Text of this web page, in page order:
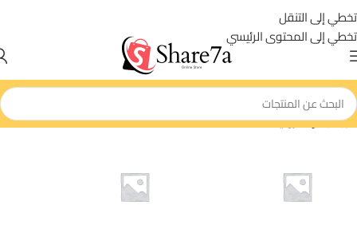
تخطي إلى التنقل
تخطي إلى المحتوى الرئيسي
الرئيسية/إلكترونيات